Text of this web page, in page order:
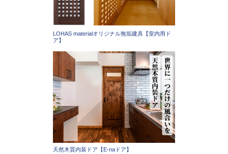
LOHAS materialオリジナル無垢建具【室内用ド
ア】
天然木質内装ドア【E-naドア】